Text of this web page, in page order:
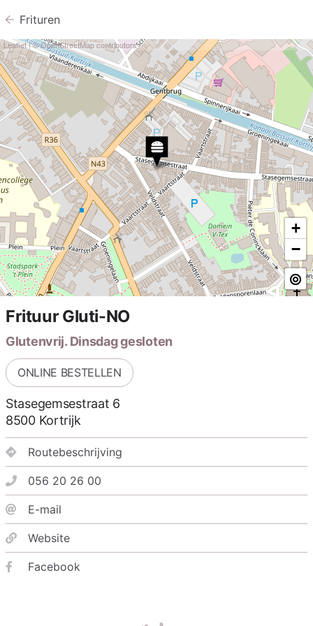
Frituren
+
−
Leaflet| ©OpenStreetMapcontributors
Frituur Gluti-NO
Glutenvrij. Dinsdag gesloten
ONLINE BESTELLEN
Stasegemsestraat 6
8500 Kortrijk
Routebeschrijving
056 20 26 00
E-mail
Website
Facebook